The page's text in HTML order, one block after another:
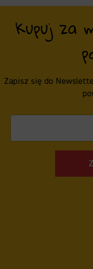
Kupuj za
Zapisz się do